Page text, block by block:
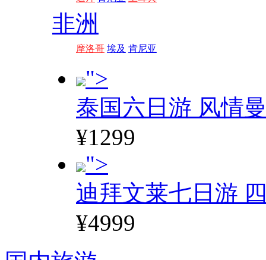
非洲
摩洛哥 埃及 肯尼亚
">
泰国六日游 风情
¥1299
">
迪拜文莱七日游
¥4999